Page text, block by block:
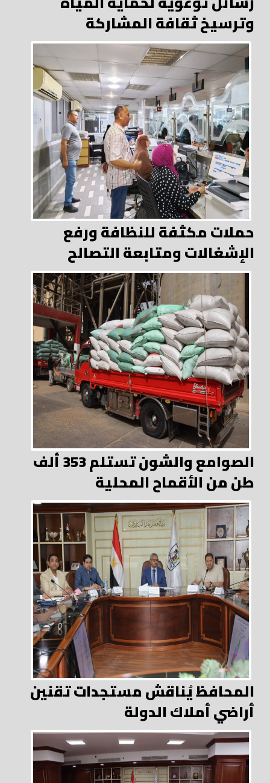
وترسيخ ثقافة المشاركة
حملات مكثفة للنظافة ورفع
الإشغالات ومتابعة التصالح
الصوامع والشون تستلم 353 ألف
طن من الأقماح المحلية
المحافظ يُناقش مستجدات تقنين
أراضي أملاك الدولة